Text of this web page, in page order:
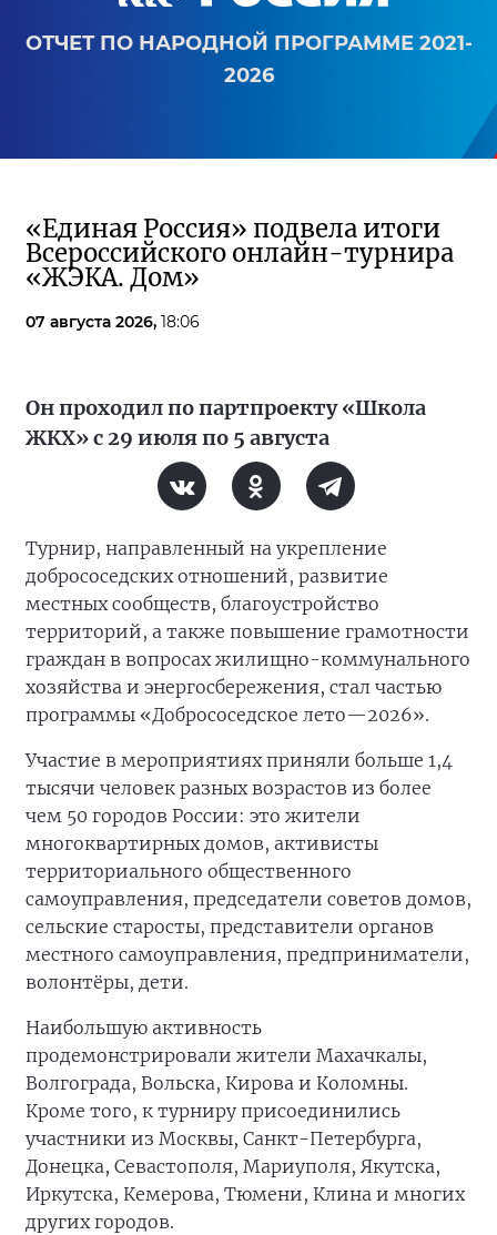
ОТЧЕТ ПО НАРОДНОЙ ПРОГРАММЕ 2021-
2026
«Единая Россия» подвела итоги
Всероссийского онлайн-турнира
«ЖЭКА. Дом»
07 августа 2026, 18:06
Он проходил по партпроекту «Школа
ЖКХ» с 29 июля по 5 августа
Турнир, направленный на укрепление
добрососедских отношений, развитие
местных сообществ, благоустройство
территорий, а также повышение грамотности
граждан в вопросах жилищно-коммунального
хозяйства и энергосбережения, стал частью
программы «Добрососедское лето—2026».
Участие в мероприятиях приняли больше 1,4
тысячи человек разных возрастов из более
чем 50 городов России: это жители
многоквартирных домов, активисты
территориального общественного
самоуправления, председатели советов домов,
сельские старосты, представители органов
местного самоуправления, предприниматели,
волонтёры, дети.
Наибольшую активность
продемонстрировали жители Махачкалы,
Волгограда, Вольска, Кирова и Коломны.
Кроме того, к турниру присоединились
участники из Москвы, Санкт-Петербурга,
Донецка, Севастополя, Мариуполя, Якутска,
Иркутска, Кемерова, Тюмени, Клина и многих
других городов.